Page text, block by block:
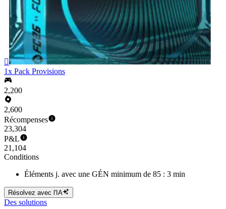

1x Pack Provisions
2,200
2,600
Récompenses
23,304
P&L
21,104
Conditions
Éléments j. avec une GÉN minimum de 85 : 3 min
Résolvez avec l'IA
Des solutions